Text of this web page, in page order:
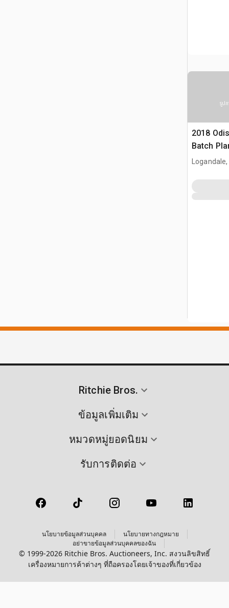
รูปภ
2018
Batch
Ritchie Bros.
ข้อมูลเพิ่มเติม
หมวดหมู่ยอดนิยม
รับการติดต่อ
นโยบายข้อมูลส่วนบุคคล
นโยบายทางกฎหมาย
อย่าขายข้อมูลส่วนบุคคลของฉัน
© 1999-2026 Ritchie Bros. Auctioneers, Inc. สงวนลิขสิทธิ์
เครื่องหมายการค้าต่างๆ ที่ถือครองโดยเจ้าของที่เกี่ยวข้อง